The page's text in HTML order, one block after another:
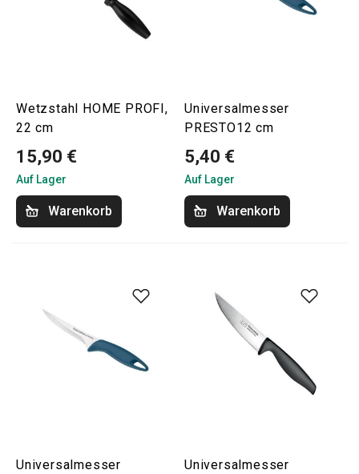
Wetzstahl HOME PROFI,
22 cm
15,90 €
Auf Lager
Warenkorb
Universalmesser
PRESTO12 cm
5,40 €
Auf Lager
Warenkorb
Universalmesser
Universalmesser